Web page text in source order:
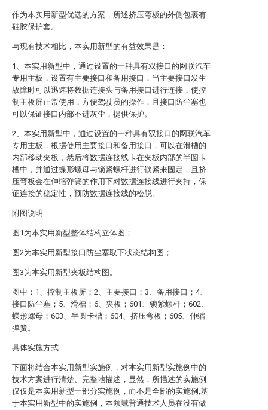
作为本实用新型优选的方案，所述挤压弯板的外侧包裹有
硅胶保护套。
与现有技术相比，本实用新型的有益效果是：
1、本实用新型中，通过设置的一种具有双接口的网联汽车
专用主板，设置有主要接口和备用接口，当主要接口发生
故障时可以迅速将数据连接头与备用接口进行连接，使控
制主板屏正常使用，方便驾驶员的操作，且接口防尘塞也
可以保证接口内部不进灰尘，提供保护。
2、本实用新型中，通过设置的一种具有双接口的网联汽车
专用主板，根据使用主要接口和备用接口，可以在滑槽的
内部移动夹板，然后将数据连接线卡在夹板内部的半圆卡
槽中，并通过蝶形螺母与锁紧螺杆进行锁紧来固定，且挤
压弯板会在伸缩弹簧的作用下对数据连接线进行夹持，保
证连接的稳定性，预防数据连接线的松脱。
附图说明
图1为本实用新型整体结构立体图；
图2为本实用新型接口防尘塞取下状态结构图；
图3为本实用新型夹板结构图。
图中：1、控制主板屏；2、主要接口；3、备用接口；4、
接口防尘塞；5、滑槽；6、夹板；601、锁紧螺杆；602、
蝶形螺母；603、半圆卡槽；604、挤压弯板；605、伸缩
弹簧。
具体实施方式
下面将结合本实用新型实施例，对本实用新型实施例中的
技术方案进行清楚、完整地描述，显然，所描述的实施例
仅仅是本实用新型一部分实施例，而不是全部的实施例,基
于本实用新型中的实施例，本领域普通技术人员在没有做